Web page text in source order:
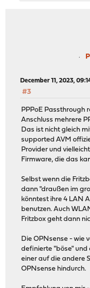
December 11, 2023,
#3
PPPoE Passthrough
Anschluss mehrere
Das ist nicht gleich
supported AVM
Provider und
Firmware, die das
Selbst wenn die
dann "draußen im
könntest ihre 4 LAN
benutzen. Auch
Fritzbox geht dann
Die OPNsense - wie
definierte "böse" und
einer auf die andere
OPNsense hindurch.